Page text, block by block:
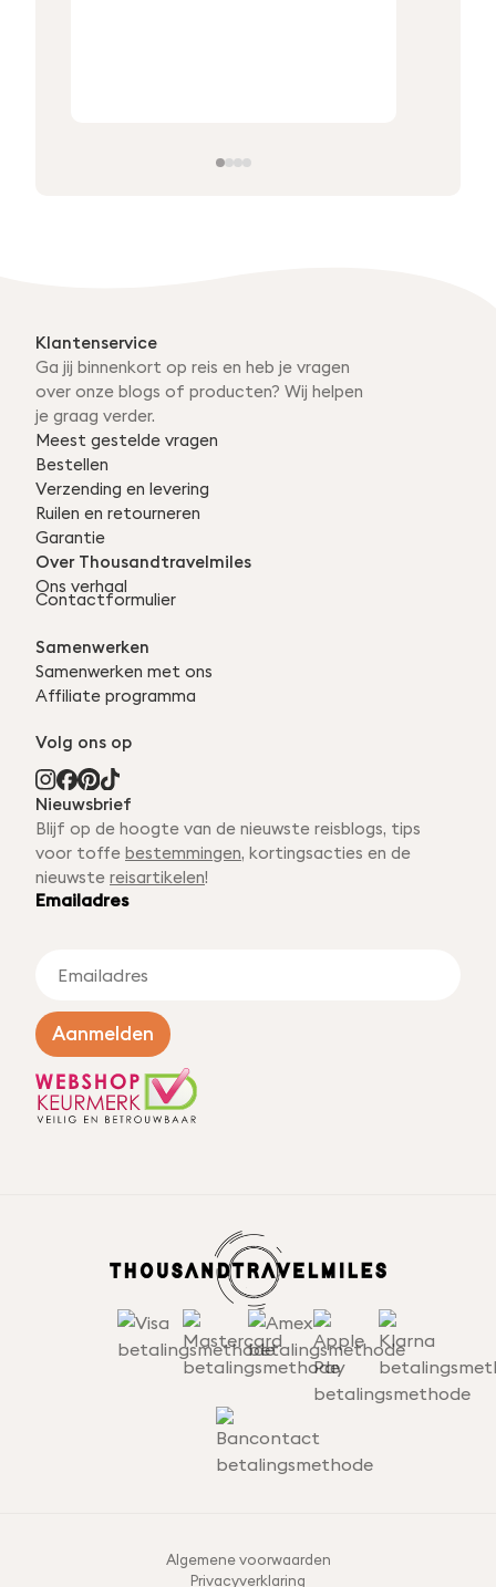
Klantenservice
Ga jij binnenkort op reis en heb je vragen
over onze blogs of producten? Wij helpen
je graag verder.
Meest gestelde vragen
Bestellen
Verzending en levering
Ruilen en retourneren
Garantie
Over Thousandtravelmiles
Ons verhaal
Contactformulier
Samenwerken
Samenwerken met ons
Affiliate programma
Volg ons op
Nieuwsbrief
Blijf op de hoogte van de nieuwste reisblogs, tips
voor toffe bestemmingen, kortingsacties en de
nieuwste reisartikelen!
Emailadres
i
l
d
r
e
Aanmelden
Algemene voorwaarden
Privacyverklaring